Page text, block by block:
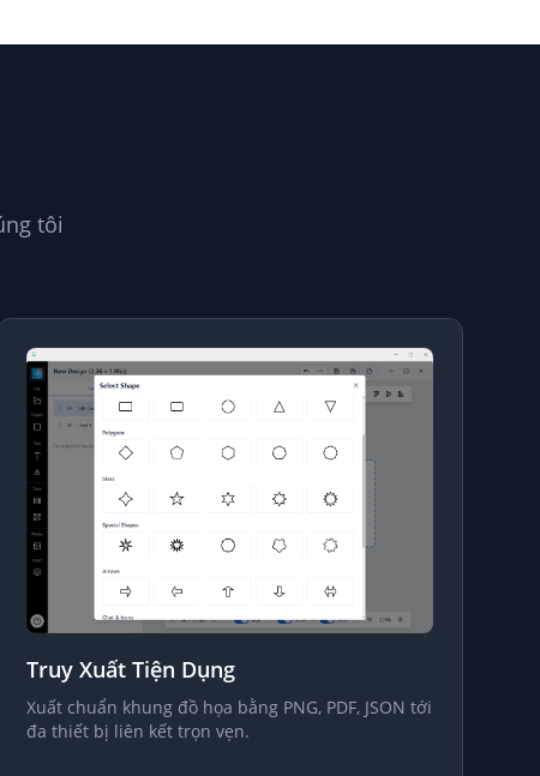
tôi
Truy Xuất Tiện Dụng
Xuất chuẩn khung đồ họa bằng PNG, PDF, JSON tới
đa thiết bị liên kết trọn vẹn.